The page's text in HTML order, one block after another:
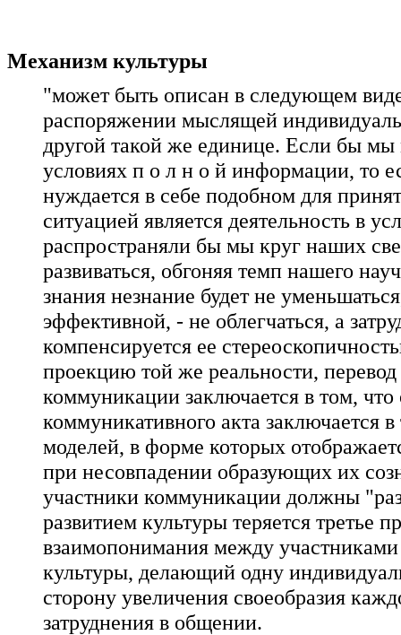
Механизм культуры
"может быть описан в следующем
распоряжении мыслящей
другой такой же единице. Если бы мы
условиях п о л н о й информации, то
нуждается в себе подобном для
ситуацией является деятельность в
распространяли бы мы круг наших
развиваться, обгоняя темп нашего
знания незнание будет не
эффективной, - не облегчаться, а
компенсируется ее
проекцию той же реальности,
коммуникации заключается в том,
коммуникативного акта заключается
моделей, в форме которых
при несовпадении образующих их
участники коммуникации должны
развитием культуры теряется третье
взаимопонимания между
культуры, делающий одну
сторону увеличения своеобразия
затруднения в общении.